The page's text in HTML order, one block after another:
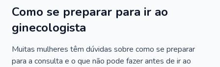
Como se preparar para ir ao
ginecologista
Muitas mulheres têm dúvidas sobre como se preparar
para a consulta e o que não pode fazer antes de ir ao